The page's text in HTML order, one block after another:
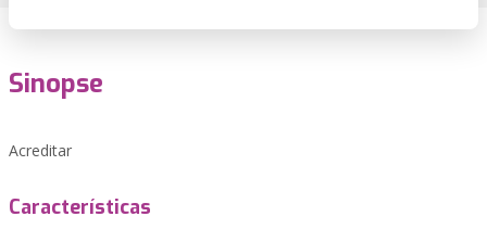
Sinopse
Acreditar
Características